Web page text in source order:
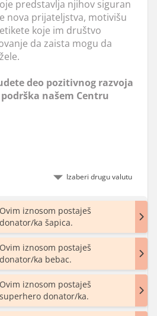
predstavlja njihov siguran
nova prijateljstva, motivišu
koje im društvo
da zaista mogu da
deo pozitivnog razvoja
našem Centru
Ovim iznosom postaješ
donator/ka šapica.
Ovim iznosom postaješ
donator/ka bebac.
Ovim iznosom postaješ
superhero donator/ka.